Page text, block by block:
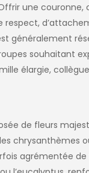
une couronne,
respect,
généralement
souhaitant
élargie,
de fleurs
chrysanthèmes
agrémentée de